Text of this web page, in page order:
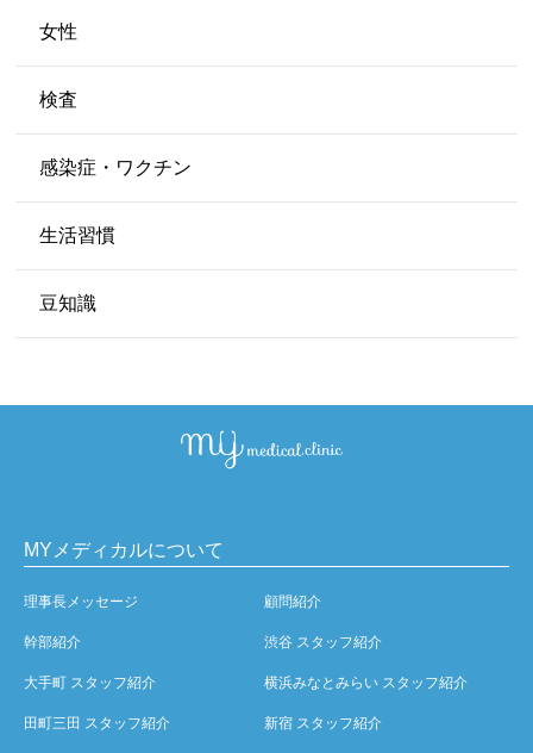
女性
検査
感染症・ワクチン
生活習慣
豆知識
MYメディカルについて
理事長メッセージ 顧問紹介
幹部紹介 渋谷 スタッフ紹介
大手町 スタッフ紹介 横浜みなとみらい スタッフ紹介
田町三田 スタッフ紹介 新宿 スタッフ紹介